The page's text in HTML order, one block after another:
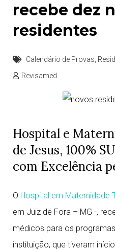
recebe dez
residentes
Calendário de Provas
Revisamed
Hospital e
de Jesus, 100%
com Excelência
O Hospital em Maternidade
em Juiz de Fora – MG -,
médicos para os
instituição, que tiveram